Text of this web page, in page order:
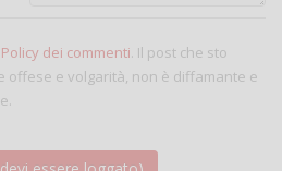
Policy dei commenti. Il post che sto
offese e volgarità, non è diffamante e